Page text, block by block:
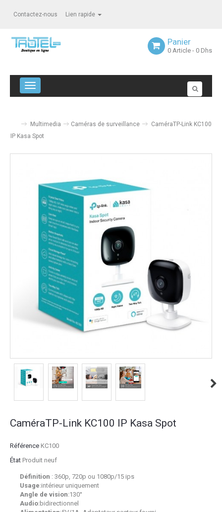
Contactez-nous Lien rapide
Panier
0 Article - 0 Dhs
Navigation bascule
Multimedia Caméras de surveillance
CaméraTP-Link KC100
IP Kasa Spot
CaméraTP-Link KC100 IP Kasa Spot
Référence KC100
État Produit neuf
Définition : 360p, 720p ou 1080p/15 ips
Usage:intérieur uniquement
Angle de vision:130°
Audio:bidirectionnel